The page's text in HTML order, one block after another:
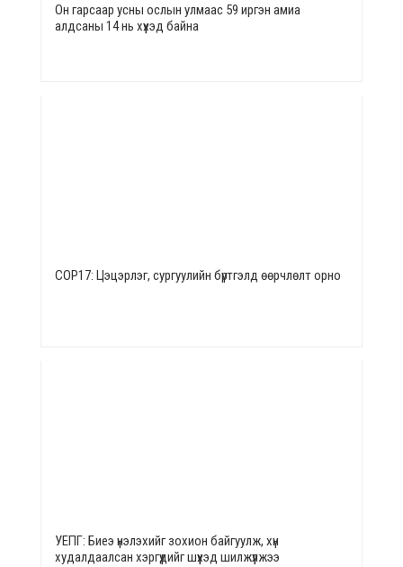
Он гарсаар усны ослын улмаас 59 иргэн амиа
алдсаны 14 нь хүүхэд байна
СОР17: Цэцэрлэг, сургуулийн бүртгэлд өөрчлөлт орно
УЕПГ: Биеэ үнэлэхийг зохион байгуулж, хүн
худалдаалсан хэргүүдийг шүүхэд шилжүүлжээ